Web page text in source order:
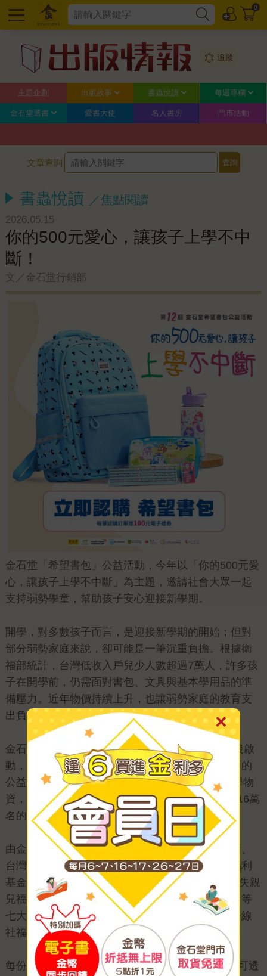
0
追蹤
主題企劃 出版故事 書蟲悅讀 每週專欄
金石堂選書 愛書大使 名人書房 門市活動
文章查詢
書蟲悅讀 ／焦點閱讀
2026.05.15
你的500元愛心，讓孩子上學不中
斷！
文／金石堂行銷部
金石堂「希望書包」公益活動，今年以「你的500元愛
心，讓孩子上學不中斷」為主題，邀請社會大眾一起
支持弱勢學童，幫助孩子安心迎接新學期。
開學，對多數孩子而言，是迎接新學期的開始；但對
部分弱勢家庭來說，卻可能是一筆沉重負擔。根據衛
福部統計，台灣低收入戶兒少人數超過7萬人，許多孩
子在開學前，仍需面對書包、文具與基本學用品的準
備壓力。近年物價持續上升，也讓弱勢家庭的教育支
出負擔更加沉重。
金石堂「希望書包」公益計畫自2009年八八風災後啟
動，已從災後援助逐步成為長期關注弱勢兒少教育的
公益行動。今年第12屆活動預計募集21,111份開學物
資，完成後累計幫助人數將突破161,089名，跨越16萬
名的重要里程碑。
由金石堂整合供應商與物流資源，攜手家扶基金會、
台灣世界展望會、臺灣兒童權益聯盟、至善社會福利
基金會、中華育幼機構兒童關懷協會（CCSA）、失親
兒福利基金會，以及新北市家長志工教育成長協會等
七大公益夥伴共同推動。讓每份資源都能透過第一線
社福單位協助，開學前送到真正需要的孩子手中。
每份「希望書包」認購金額為500元，即日起民眾可透